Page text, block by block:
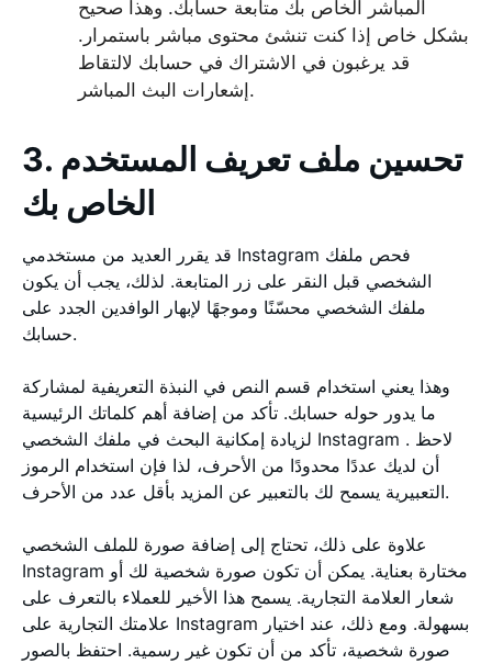
المباشر الخاص بك متابعة حسابك. وهذا صحيح
بشكل خاص إذا كنت تنشئ محتوى مباشر باستمرار.
قد يرغبون في الاشتراك في حسابك لالتقاط
إشعارات البث المباشر.
3. تحسين ملف تعريف المستخدم
الخاص بك
قد يقرر العديد من مستخدمي Instagram فحص ملفك
الشخصي قبل النقر على زر المتابعة. لذلك، يجب أن يكون
ملفك الشخصي محسّنًا وموجهًا لإبهار الوافدين الجدد على
حسابك.
وهذا يعني استخدام قسم النص في النبذة التعريفية لمشاركة
ما يدور حوله حسابك. تأكد من إضافة أهم كلماتك الرئيسية
لزيادة إمكانية البحث في ملفك الشخصي Instagram . لاحظ
أن لديك عددًا محدودًا من الأحرف، لذا فإن استخدام الرموز
التعبيرية يسمح لك بالتعبير عن المزيد بأقل عدد من الأحرف.
علاوة على ذلك، تحتاج إلى إضافة صورة للملف الشخصي
Instagram مختارة بعناية. يمكن أن تكون صورة شخصية لك أو
شعار العلامة التجارية. يسمح هذا الأخير للعملاء بالتعرف على
علامتك التجارية على Instagram بسهولة. ومع ذلك، عند اختيار
صورة شخصية، تأكد من أن تكون غير رسمية. احتفظ بالصور